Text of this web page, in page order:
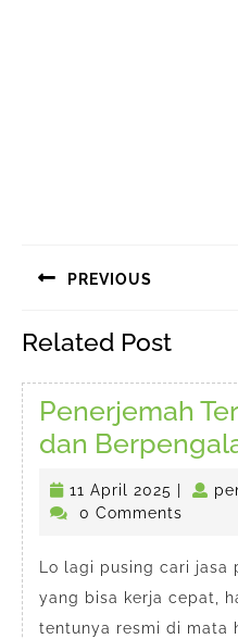
pos
PREVIOUS
post:
Related Post
Penerjemah
dan
11 April 2025 11
April
0 Comments
Lo lagi pusing cari jasa
yang bisa kerja cepat,
tentunya resmi di mata